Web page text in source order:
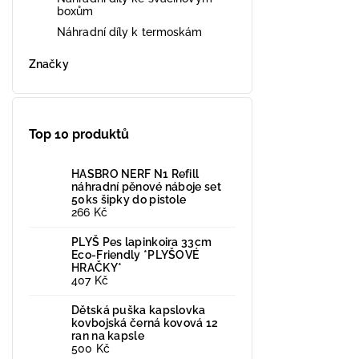
boxům
Náhradní díly k termoskám
Značky
Top 10 produktů
HASBRO NERF N1 Refill
náhradní pěnové náboje set
50ks šipky do pistole
266 Kč
PLYŠ Pes lapinkoira 33cm
Eco-Friendly *PLYŠOVÉ
HRAČKY*
407 Kč
Dětská puška kapslovka
kovbojská černá kovová 12
ran na kapsle
500 Kč